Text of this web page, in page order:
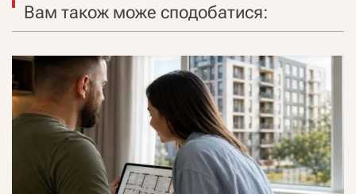
Вам також може сподобатися: